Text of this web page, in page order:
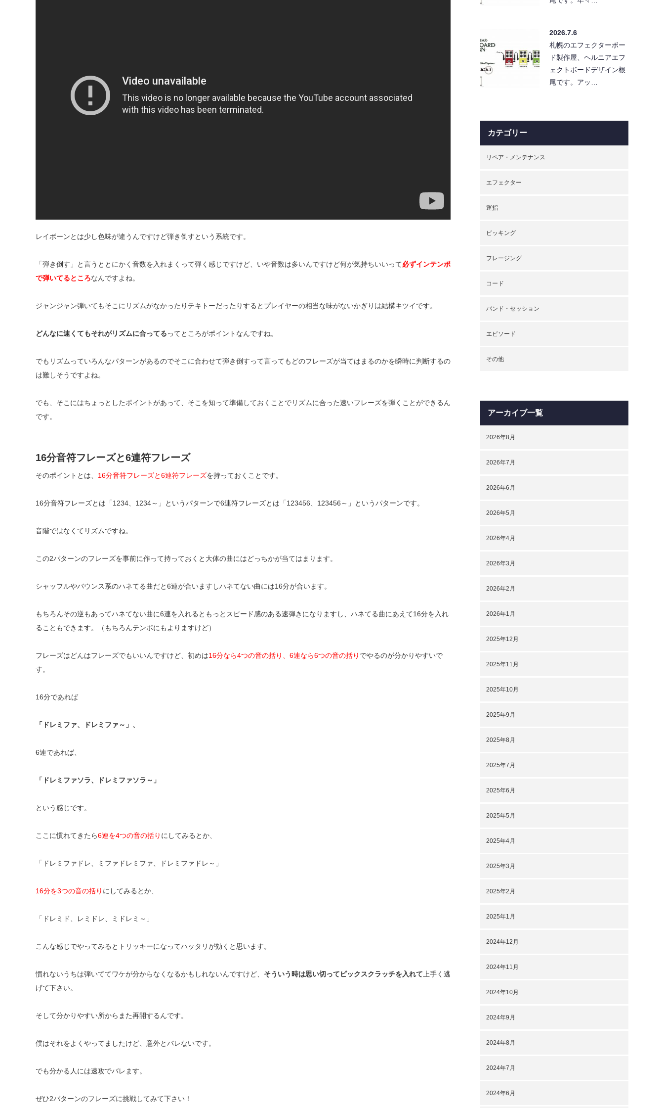
レイボーンとは少し色味が違うんですけど弾き倒すという系統です。
「弾き倒す」と言うととにかく音数を入れまくって弾く感じですけど、いや音数は多いんですけど何が気持ちいいって必ずインテンポ
で弾いてるところなんですよね。
ジャンジャン弾いてもそこにリズムがなかったりテキトーだったりするとプレイヤーの相当な味がないかぎりは結構キツイです。
どんなに速くてもそれがリズムに合ってるってところがポイントなんですね。
でもリズムっていろんなパターンがあるのでそこに合わせて弾き倒すって言ってもどのフレーズが当てはまるのかを瞬時に判断するの
は難しそうですよね。
でも、そこにはちょっとしたポイントがあって、そこを知って準備しておくことでリズムに合った速いフレーズを弾くことができるん
です。
16分音符フレーズと6連符フレーズ
そのポイントとは、 16分音符フレーズと6連符フレーズを持っておくことです。
16分音符フレーズとは「1234 1234～」というパターンで6連符フレーズとは「123456 123456 ～」というパターンです。
音階ではなくてリズムですね。
この2パターンのフレーズを事前に作って持っておくと大体の曲にはどっちかが当てはまります。
シャッフルやバウンス系のハネてる曲だと6連が合いますしハネてない曲には16分が合います。
もちろんその逆もあってハネてない曲に6連を入れるともっとスピード感のある速弾きになりますし、ハネてる曲にあえて16分を入れ
ることもできます。（もちろんテンポにもよりますけど）
フレーズはどんはフレーズでもいいんですけど、初めは16分なら4つの音の括り、 6連なら6つの音の括り でやるのが分かりやすいで
す。
16分であれば
「ドレミファ、ドレミファ～」、
6連であれば、
「ドレミファソラ、ドレミファソラ～」
という感じです。
ここに慣れてきたら6連を4つの音の括り にしてみるとか、
「ドレミファドレ、 ミファドレミファ、 ドレミファドレ～」
16分を3つの音の括り にしてみるとか、
「ドレミド、 レミドレ、 ミドレミ～」
こんな感じでやってみるとトリッキーになってハッタリが効くと思います。
慣れないうちは弾いててワケが分からなくなるかもしれないんですけど、 そういう時は思い切ってピックスクラッチを入れて 上手く逃
げて下さい。
そして分かりやすい所からまた再開するんです。
僕はそれをよくやってましたけど、意外とバレないです。
でも分かる人には速攻でバレます。
ぜひ2パターンのフレーズに挑戦してみて下さい！
2026.7.6
札幌のエフェクターボー
ド製作屋、ヘルニアエフ
ェクトボードデザイン根
尾です。アッ…
カテゴリー
リペア・メンテナンス
エフェクター
運指
ピッキング
フレージング
コード
バンド・セッション
エピソード
その他
アーカイブ一覧
2026年8月
2026年7月
2026年6月
2026年5月
2026年4月
2026年3月
2026年2月
2026年1月
2025年12月
2025年11月
2025年10月
2025年9月
2025年8月
2025年7月
2025年6月
2025年5月
2025年4月
2025年3月
2025年2月
2025年1月
2024年12月
2024年11月
2024年10月
2024年9月
2024年8月
2024年7月
2024年6月